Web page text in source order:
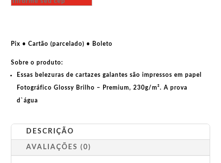
escória
Pix • Cartão (parcelado) • Boleto
Sobre o produto:
Essas belezuras de cartazes galantes são impressos em papel
Fotográfico Glossy Brilho – Premium, 230g/m². A prova
d`água
DESCRIÇÃO
AVALIAÇÕES (0)